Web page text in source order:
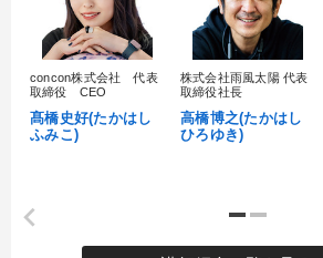
concon株式会社 代表
取締役 CEO
髙橋史好(たかはし
ふみこ)
株式会社雨風太陽 代表
取締役社長
高橋博之(たかはし
ひろゆき)